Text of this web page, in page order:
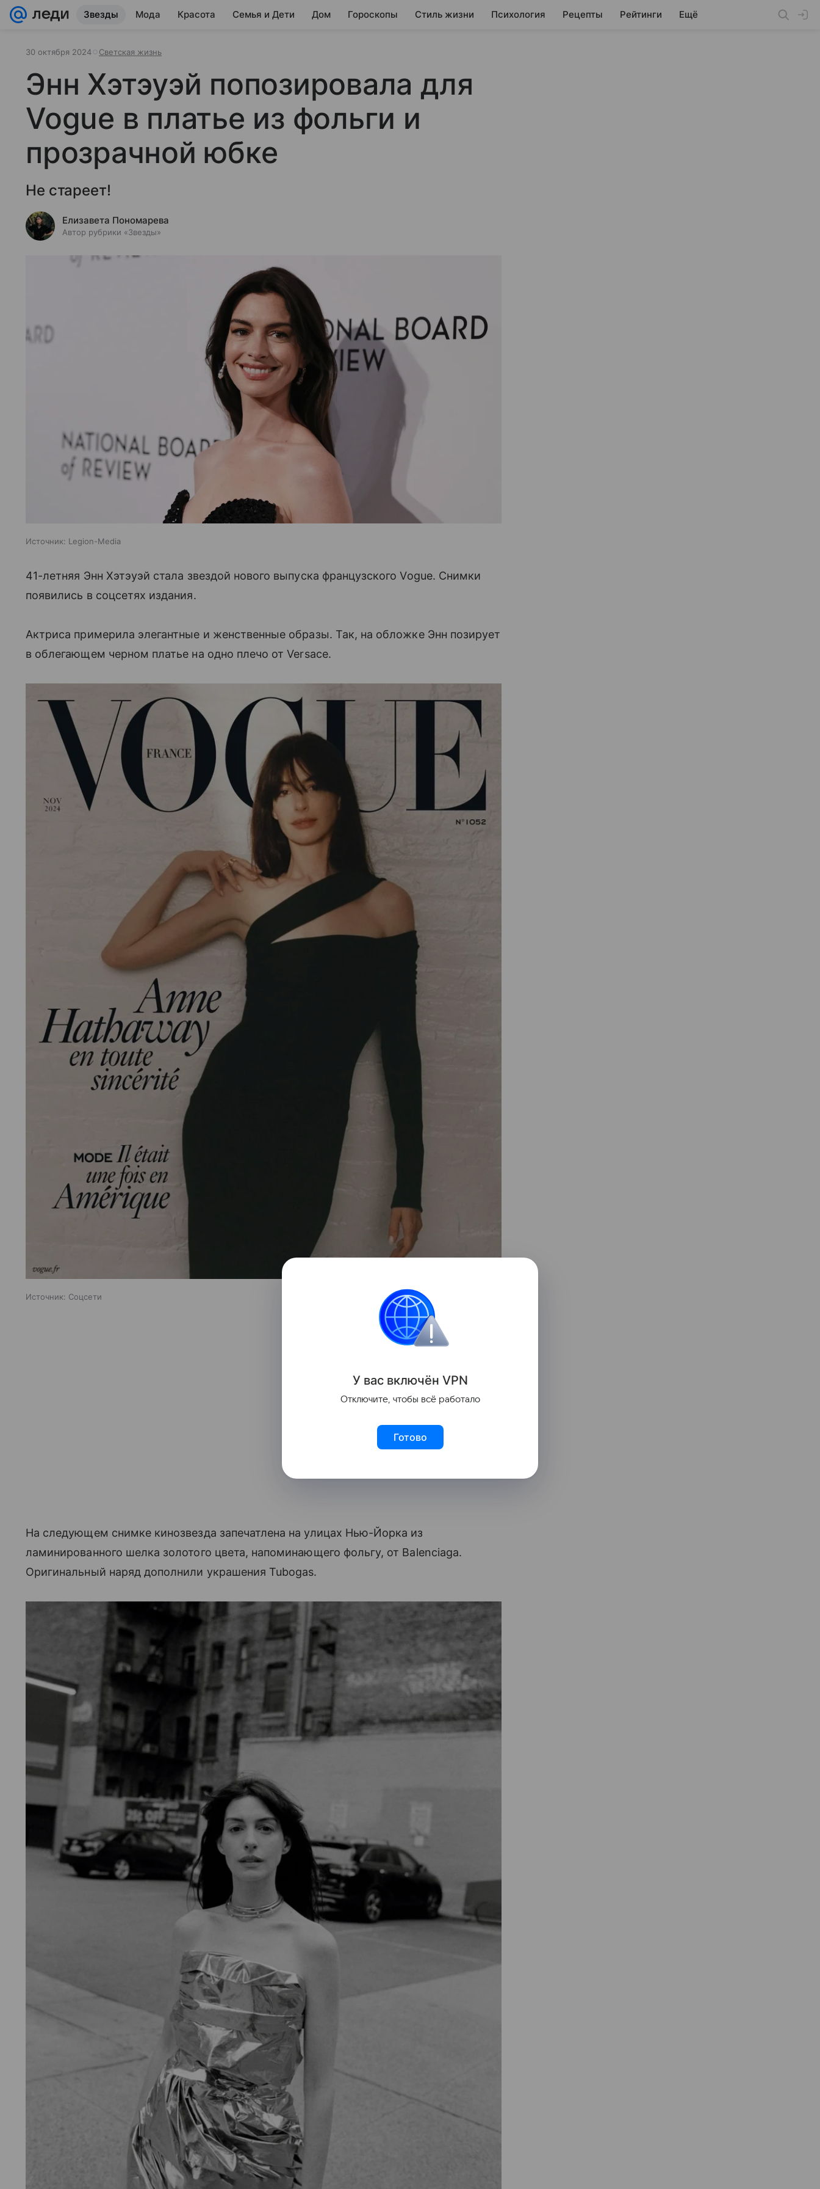
Звезды Мода Красота Семья и Дети Дом Гороскопы Стиль жизни Психология Рецепты Рейтинги Ещё
30 октября 2024 Светская жизнь
Энн Хэтэуэй попозировала для
Vogue в платье из фольги и
прозрачной юбке
Не стареет!
Елизавета Пономарева
Автор рубрики «Звезды»
Источник: Legion-Media
41-летняя Энн Хэтэуэй стала звездой нового выпуска французского Vogue. Снимки
появились в соцсетях издания.
Актриса примерила элегантные и женственные образы. Так, на обложке Энн позирует
в облегающем черном платье на одно плечо от Versace.
Источник: Соцсети
На следующем снимке кинозвезда запечатлена на улицах Нью-Йорка из
ламинированного шелка золотого цвета, напоминающего фольгу, от Balenciaga.
Оригинальный наряд дополнили украшения Tubogas.
У вас включён VPN
Отключите, чтобы всё работало
Готово